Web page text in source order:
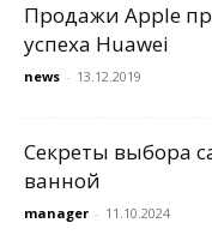
Продажи Apple
успеха Huawei
news - 13.12.2019
Секреты выбора
ванной
manager - 11.10.2024